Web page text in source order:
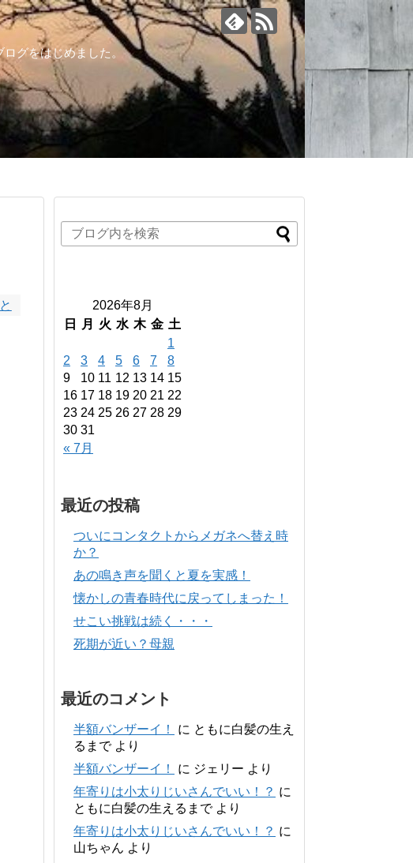
グをはじめました。
2026年8月
日
月 火 水 木 金 土
« 7月
1
2
3 4 5 6 7
8
9
10 11 12 13 14 15
16 17 18 19 20 21 22
23 24 25 26 27 28 29
30 31
最近の投稿
ついにコンタクトからメガネへ替え時
か？
あの鳴き声を聞くと夏を実感！
懐かしの青春時代に戻ってしまった！
せこい挑戦は続く・・・
死期が近い？母親
最近のコメント
半額バンザーイ！ に ともに白髪の生え
るまでより
半額バンザーイ！
に ジェリー より
年寄りは小太りじいさんでいい！？ に
ともに白髪の生えるまでより
年寄りは小太りじいさんでいい！？ に
山ちゃん より